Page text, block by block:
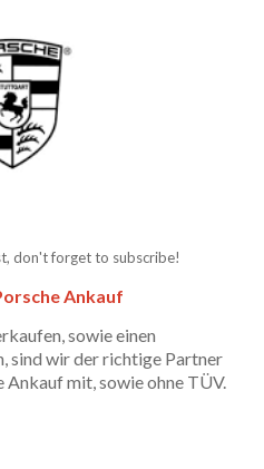
don't forget to subscribe!
Ankauf
sowie einen
sind wir der richtige Partner
mit, sowie ohne TÜV.